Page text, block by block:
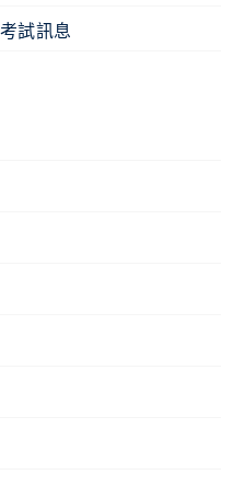
試訊息